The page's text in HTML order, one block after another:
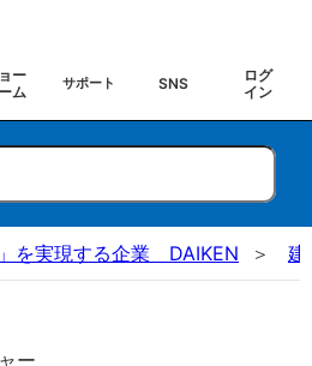
ー
ム
サポート SNS
ログ
イン
を実現する企業 DAIKEN 建
ー